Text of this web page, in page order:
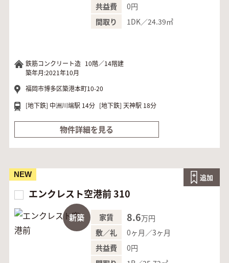
共益費
0円
間取り
1DK／24.39㎡
鉄筋コンクリート造 10階／14階建
築年月:2021年10月
福岡市博多区築港本町10-20
[地下鉄] 中洲川端駅 14分 [地下鉄] 天神駅 18分
物件詳細を見る
エンクレスト空港前 310
NEW
新築
追加
家賃 8.6万円
敷／礼
0ヶ月／3ヶ月
共益費
0円